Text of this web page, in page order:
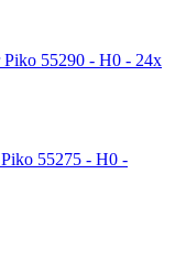
Piko 55290 - H0 - 24x
Piko 55275 - H0 -